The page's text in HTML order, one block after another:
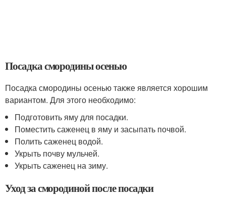
Посадка смородины осенью
Посадка смородины осенью также является хорошим
вариантом. Для этого необходимо:
Подготовить яму для посадки.
Поместить саженец в яму и засыпать почвой.
Полить саженец водой.
Укрыть почву мульчей.
Укрыть саженец на зиму.
Уход за смородиной после посадки